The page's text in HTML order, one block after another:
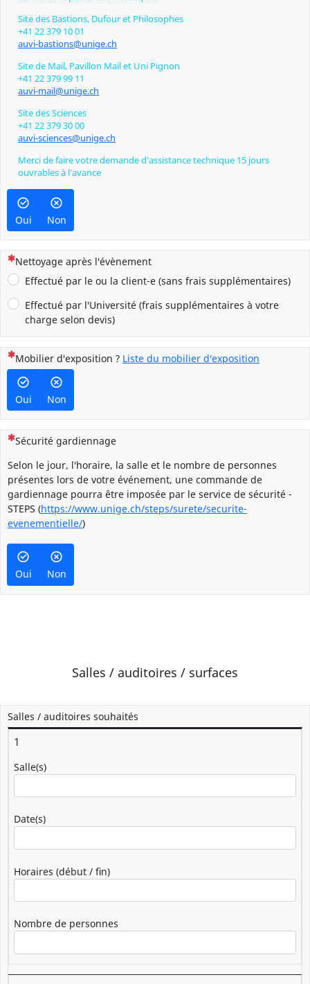
Site des Bastions, Dufour et Philosophes
+41 22 379 10 01
auvi-bastions@unige.ch
Site de Mail, Pavillon Mail et Uni Pignon
+41 22 379 99 11
auvi-mail@unige.ch
Site des Sciences
+41 22 379 30 00
auvi-sciences@unige.ch
Merci de faire votre demande d'assistance technique 15 jours
ouvrables à l'avance
Oui Non
(Cette question est obligatoire)
Nettoyage après l'évènement
Effectué par le ou la client-e (sans frais supplémentaires)
Effectué par l'Université (frais supplémentaires à votre
charge selon devis)
(Cette question est obligatoire)
Mobilier d'exposition ? Liste du mobilier d'exposition
Oui Non
(Cette question est obligatoire)
Sécurité gardiennage
Selon le jour, l'horaire, la salle et le nombre de personnes
présentes lors de votre événement, une commande de
gardiennage pourra être imposée par le service de sécurité -
STEPS (https://www.unige.ch/steps/surete/securite-
evenementielle/)
Oui Non
Salles / auditoires / surfaces
Salles / auditoires souhaités
1
Salle(s)
Date(s)
Horaires (début / fin)
Nombre de personnes